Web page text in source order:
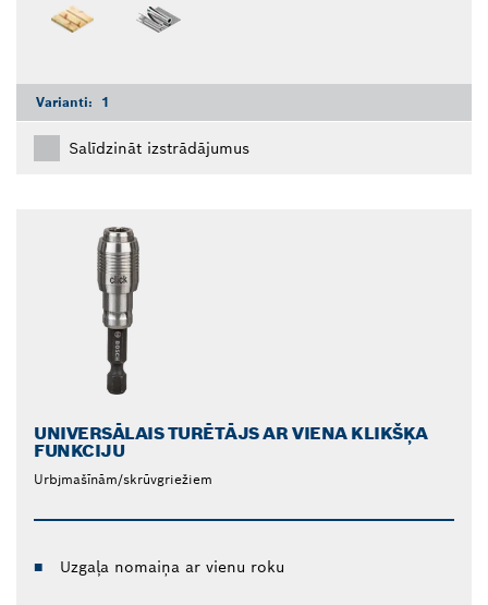
Varianti: 1
Salīdzināt izstrādājumus
UNIVERSĀLAIS TURĒTĀJS AR VIENA KLIKŠĶA
FUNKCIJU
Urbjmašīnām/skrūvgriežiem
Uzgaļa nomaiņa ar vienu roku